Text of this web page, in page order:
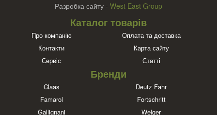
Разробка сайту - West East Group
Каталог товарів
Про компанію
Оплата та доставка
Контакти
Карта сайту
Сервіс
Статті
Бренди
Claas
Deutz Fahr
Famarol
Fortschritt
Gallignani
Welger